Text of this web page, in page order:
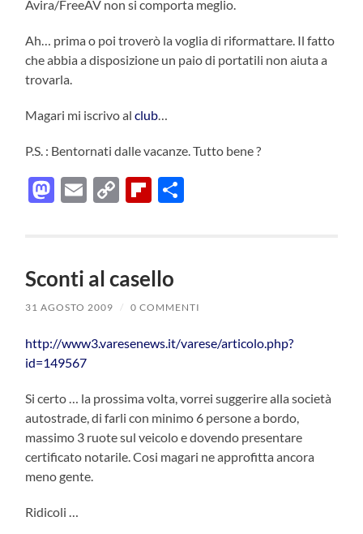
Avira/FreeAV non si comporta meglio.
Ah… prima o poi troverò la voglia di riformattare. Il fatto
che abbia a disposizione un paio di portatili non aiuta a
trovarla.
Magari mi iscrivo alclub…
P.S. : Bentornati dalle vacanze. Tutto bene ?
Mastodon
EmailCopyFlipboard
Sconti al casello
31 AGOSTO 2009 / 0 COMMENTI
http://www3.varesenews.it/varese/articolo.php?
id=149567
Si certo … la prossima volta, vorrei suggerire alla società
autostrade, di farli con minimo 6 persone a bordo,
massimo 3 ruote sul veicolo e dovendo presentare
certificato notarile. Cosi magari ne approfitta ancora
meno gente.
Ridicoli …